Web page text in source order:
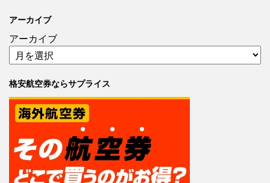
アーカイブ
アーカイブ
格安航空券ならサプライス